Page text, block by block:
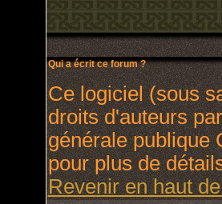
Qui a écrit ce forum ?
Ce logiciel (sous
droits d'auteurs
générale publique
pour plus de
Revenir en haut